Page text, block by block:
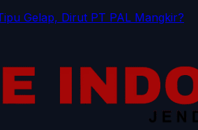
Gelap, Dirut PT PAL Mangkir?